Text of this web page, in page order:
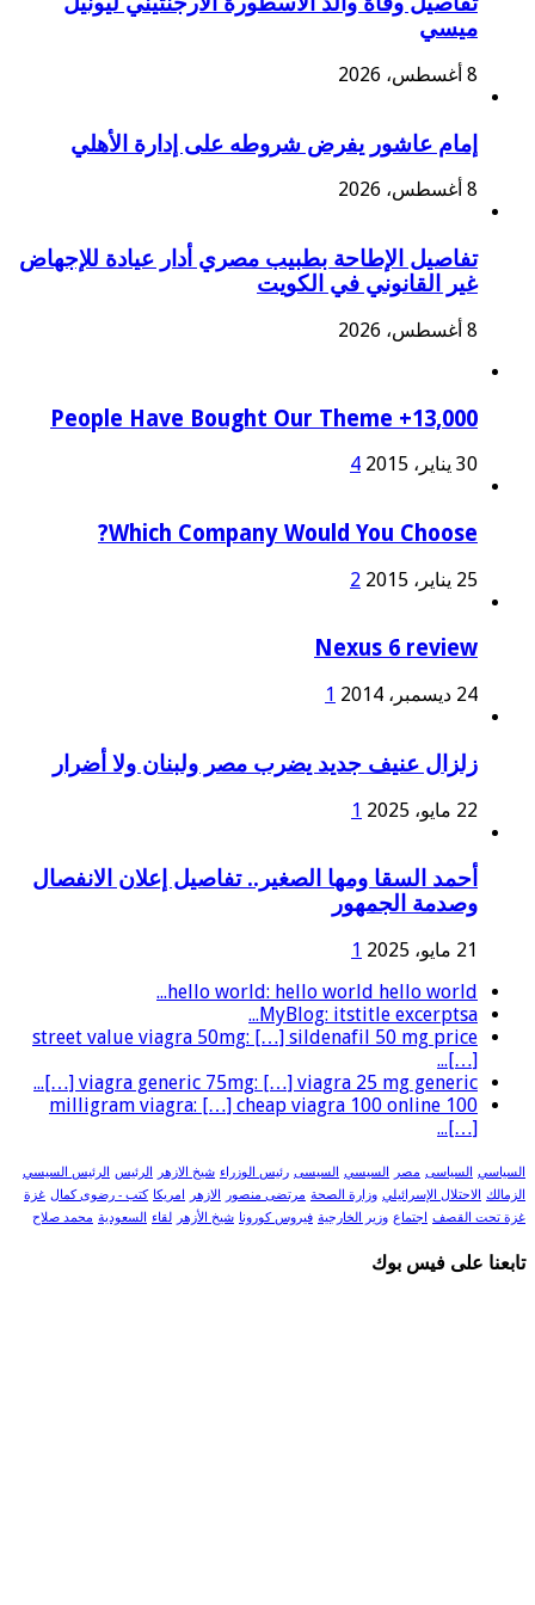
ميسي
8 أغسطس، 2026
إمام عاشور يفرض شروطه على إدارة الأهلي
8 أغسطس، 2026
تفاصيل الإطاحة بطبيب مصري أدار عيادة للإجهاض
غير القانوني في الكويت
8 أغسطس، 2026
13,000+ People Have Bought Our Theme
30 يناير، 2015 4
Which Company Would You Choose?
25 يناير، 2015 2
Nexus 6 review
24 ديسمبر، 2014 1
زلزال عنيف جديد يضرب مصر ولبنان ولا أضرار
22 مايو، 2025 1
أحمد السقا ومها الصغير.. تفاصيل إعلان الانفصال
وصدمة الجمهور
21 مايو، 2025
1
hello world: hello world hello world...
MyBlog: itstitle excerptsa...
street value viagra 50mg: […] sildenafil 50 mg price
[…]...
viagra generic 75mg: […] viagra 25 mg generic […]...
100 milligram viagra: […] cheap viagra 100 online
[…]...
السياسي السياسى مصر السيسي السيسى رئيس الوزراء شيخ الازهر الرئيس الرئيس السيسي
الزمالك الاحتلال الإسرائيلي وزارة الصحة مرتضى منصور الازهر امريكا كتب - رضوى كمال غزة
غزة تحت القصف اجتماع وزير الخارجية فيروس كورونا شيخ الأزهر لقاء السعودية محمد صلاح
تابعنا على فيس بوك